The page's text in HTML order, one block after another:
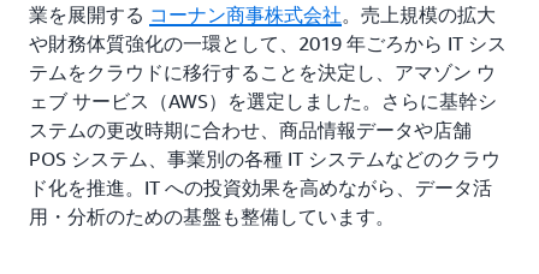
業を展開する コーナン商事株式会社。売上規模の拡大
や財務体質強化の一環として、2019 年ごろから IT シス
テムをクラウドに移行することを決定し、アマゾン ウ
ェブ サービス（AWS）を選定しました。さらに基幹シ
ステムの更改時期に合わせ、商品情報データや店舗
POS システム、事業別の各種 IT システムなどのクラウ
ド化を推進。IT への投資効果を高めながら、データ活
用・分析のための基盤も整備しています。